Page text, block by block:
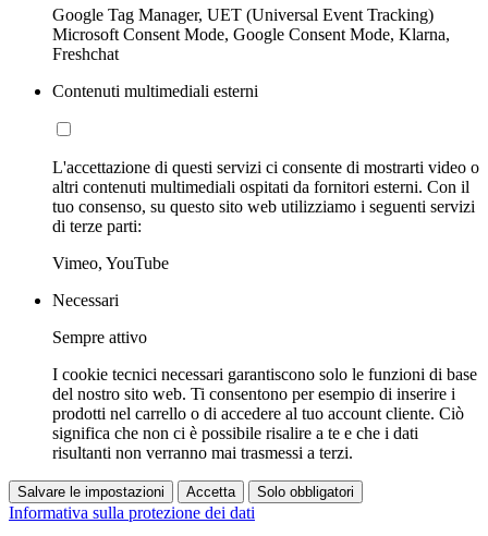
Google Tag Manager, UET (Universal Event Tracking)
Microsoft Consent Mode, Google Consent Mode, Klarna,
Freshchat
Contenuti multimediali esterni
L'accettazione di questi servizi ci consente di mostrarti video o
altri contenuti multimediali ospitati da fornitori esterni. Con il
tuo consenso, su questo sito web utilizziamo i seguenti servizi
di terze parti:
Vimeo, YouTube
Necessari
Sempre attivo
I cookie tecnici necessari garantiscono solo le funzioni di base
del nostro sito web. Ti consentono per esempio di inserire i
prodotti nel carrello o di accedere al tuo account cliente. Ciò
significa che non ci è possibile risalire a te e che i dati
risultanti non verranno mai trasmessi a terzi.
Salvare le impostazioni Accetta Solo obbligatori
Informativa sulla protezione dei dati